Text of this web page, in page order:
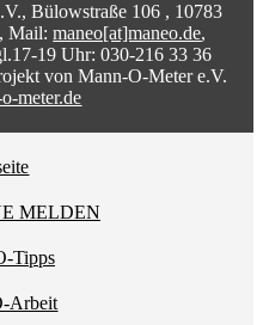
Bülowstraße 106 , 10783
Mail:maneo[at]maneo.de,
19 Uhr: 030-216 33 36
von Mann-O-Meter e.V.
meter.de
MELDEN
Tipps
Arbeit